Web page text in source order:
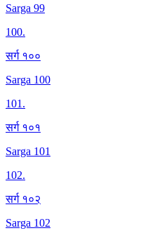
Sarga 99
100.
सर्ग १००
Sarga 100
101.
सर्ग १०१
Sarga 101
102.
सर्ग १०२
Sarga 102